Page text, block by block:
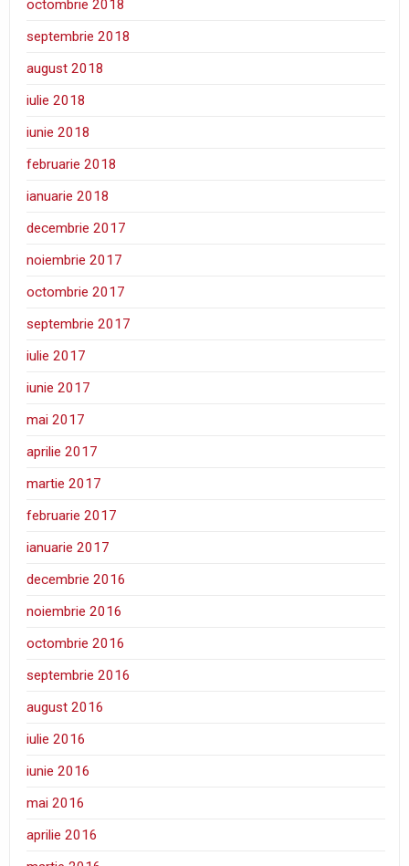
octombrie 2018
septembrie 2018
august 2018
iulie 2018
iunie 2018
februarie 2018
ianuarie 2018
decembrie 2017
noiembrie 2017
octombrie 2017
septembrie 2017
iulie 2017
iunie 2017
mai 2017
aprilie 2017
martie 2017
februarie 2017
ianuarie 2017
decembrie 2016
noiembrie 2016
octombrie 2016
septembrie 2016
august 2016
iulie 2016
iunie 2016
mai 2016
aprilie 2016